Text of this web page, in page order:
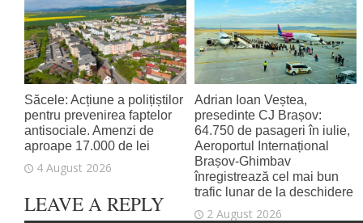
4 August 2026
Săcele: Acțiune a polițiștilor
pentru prevenirea faptelor
antisociale. Amenzi de
aproape 17.000 de lei
4 August 2026
Adrian Ioan Veștea,
presedinte CJ Brașov:
64.750 de pasageri în iulie,
Aeroportul Internațional
Brașov‑Ghimbav
înregistrează cel mai bun
trafic lunar de la deschidere
2 August 2026
LEAVE A REPLY